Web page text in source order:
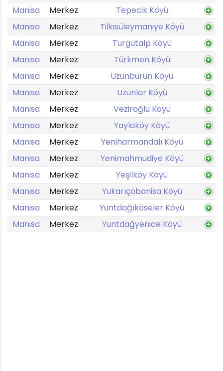
Manisa
Merkez
Tepecik Köyü
Manisa
Merkez
Tilkisüleymaniye Köyü
Manisa
Merkez
Turgutalp Köyü
Manisa
Merkez
Türkmen Köyü
Manisa
Merkez
Uzunburun Köyü
Manisa
Merkez
Uzunlar Köyü
Manisa
Merkez
Veziroğlu Köyü
Manisa
Merkez
Yaylaköy Köyü
Manisa
Merkez
Yeniharmandalı Köyü
Manisa
Merkez
Yenimahmudiye Köyü
Manisa
Merkez
Yeşilköy Köyü
Manisa
Merkez
Yukarıçobanisa Köyü
Manisa
Merkez
Yuntdağıköseler Köyü
Manisa
Merkez Yuntdağyenice Köyü